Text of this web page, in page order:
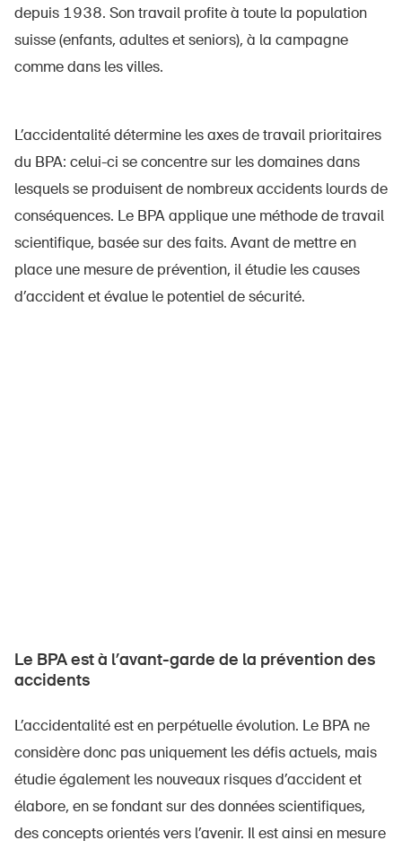
depuis 1938. Son travail profite à toute la population
suisse (enfants, adultes et seniors), à la campagne
comme dans les villes.
L’accidentalité détermine les axes de travail prioritaires
du BPA: celui-ci se concentre sur les domaines dans
lesquels se produisent de nombreux accidents lourds de
conséquences. Le BPA applique une méthode de travail
scientifique, basée sur des faits. Avant de mettre en
place une mesure de prévention, il étudie les causes
d’accident et évalue le potentiel de sécurité.
Le BPA est à l’avant-garde de la prévention des
accidents
L’accidentalité est en perpétuelle évolution. Le BPA ne
considère donc pas uniquement les défis actuels, mais
étudie également les nouveaux risques d’accident et
élabore, en se fondant sur des données scientifiques,
des concepts orientés vers l’avenir. Il est ainsi en mesure